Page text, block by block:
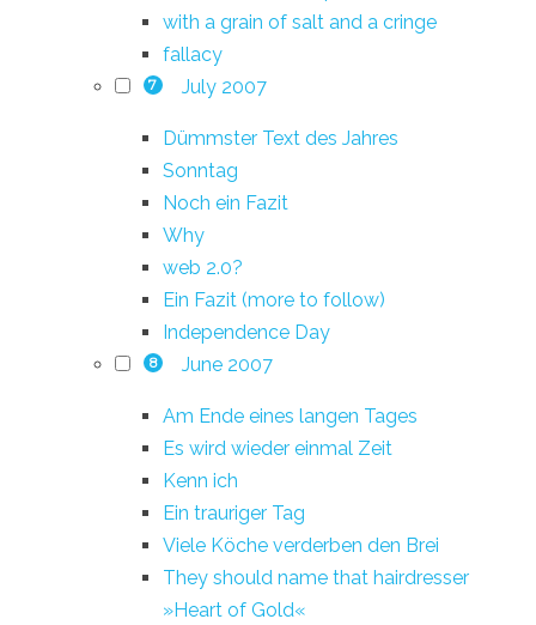
with a grain of salt and a cringe
fallacy
7 July 2007
Dümmster Text des Jahres
Sonntag
Noch ein Fazit
Why
web 2.0?
Ein Fazit (more to follow)
Independence Day
8 June 2007
Am Ende eines langen Tages
Es wird wieder einmal Zeit
Kenn ich
Ein trauriger Tag
Viele Köche verderben den Brei
They should name that hairdresser
»Heart of Gold«